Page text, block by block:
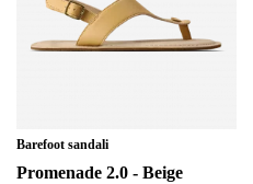
Barefoot sandali
Promenade 2.0 - Beige